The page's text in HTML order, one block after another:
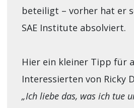
beteiligt – vorher hat er
SAE Institute absolviert.
Hier ein kleiner Tipp für
Interessierten von Ricky
„Ich liebe das, was ich tue